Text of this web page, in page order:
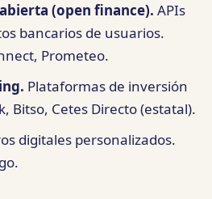
(open finance). APIs
bancarios de usuarios.
Prometeo.
Plataformas de inversión
Bitso, Cetes Directo (estatal).
digitales personalizados.